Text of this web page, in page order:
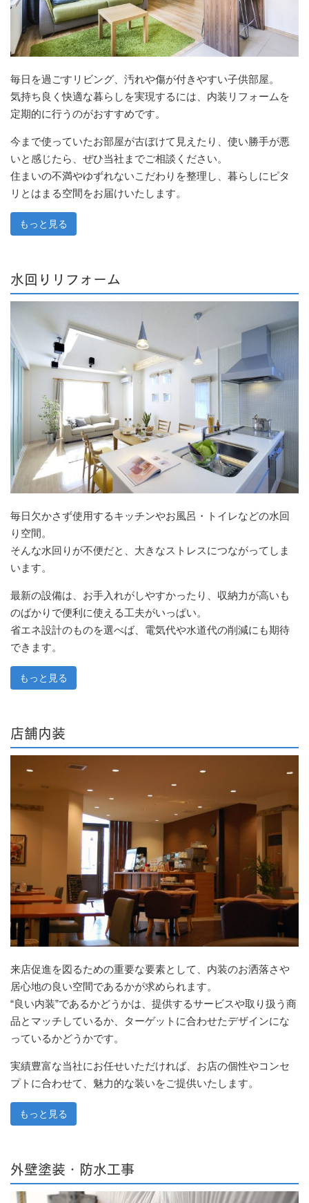
毎日を過ごすリビング、汚れや傷が付きやすい子供部屋。
気持ち良く快適な暮らしを実現するには、内装リフォームを
定期的に行うのがおすすめです。
今まで使っていたお部屋が古ぼけて見えたり、使い勝手が悪
いと感じたら、ぜひ当社までご相談ください。
住まいの不満やゆずれないこだわりを整理し、暮らしにピタ
リとはまる空間をお届けいたします。
もっと見る
水回りリフォーム
毎日欠かさず使用するキッチンやお風呂・トイレなどの水回
り空間。
そんな水回りが不便だと、大きなストレスにつながってしま
います。
最新の設備は、お手入れがしやすかったり、収納力が高いも
のばかりで便利に使える工夫がいっぱい。
省エネ設計のものを選べば、電気代や水道代の削減にも期待
できます。
もっと見る
店舗内装
来店促進を図るための重要な要素として、内装のお洒落さや
居心地の良い空間であるかが求められます。
“良い内装”であるかどうかは、提供するサービスや取り扱う商
品とマッチしているか、ターゲットに合わせたデザインにな
っているかどうかです。
実績豊富な当社にお任せいただければ、お店の個性やコンセ
プトに合わせて、魅力的な装いをご提供いたします。
もっと見る
外壁塗装・防水工事